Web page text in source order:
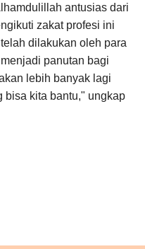
antusias dari
zakat profesi ini
dilakukan oleh para
panutan bagi
lebih banyak lagi
bisa kita bantu," ungkap